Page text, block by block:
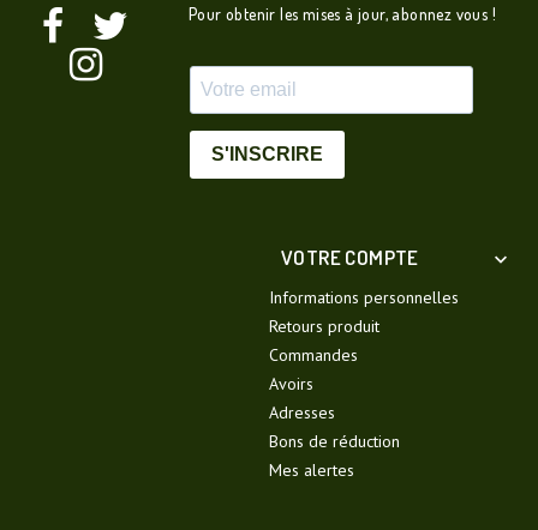
Pour obtenir les mises à jour, abonnez vous !
S'INSCRIRE
VOTRE COMPTE 
Informations personnelles
Retours produit
Commandes
Avoirs
Adresses
Bons de réduction
Mes alertes